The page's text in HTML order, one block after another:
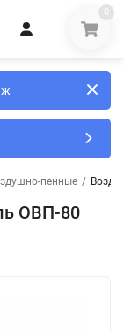
0
пенные /
ОВП-80